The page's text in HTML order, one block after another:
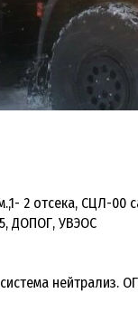
2 отсека, СЦЛ-
ДОПОГ, УВЭОС
нейтрализ.